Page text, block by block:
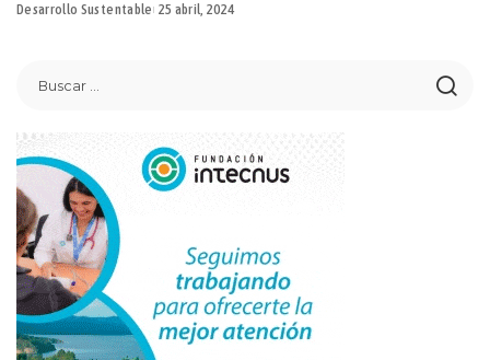
Desarrollo Sustentable 25 abril, 2024